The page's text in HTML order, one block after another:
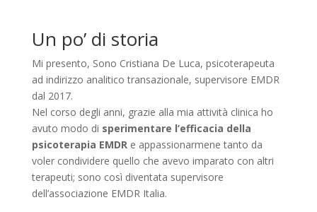
Un po’ di storia
Mi presento, Sono Cristiana De Luca, psicoterapeuta
ad indirizzo analitico transazionale, supervisore EMDR
dal 2017.
Nel corso degli anni, grazie alla mia attività clinica ho
avuto modo di sperimentare l’efficacia della
psicoterapia EMDR e appassionarmene tanto da
voler condividere quello che avevo imparato con altri
terapeuti; sono così diventata supervisore
dell’associazione EMDR Italia.